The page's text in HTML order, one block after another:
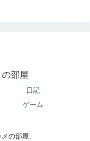
部屋
日記
ゲーム
の部屋.